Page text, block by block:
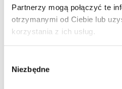
Partnerzy mogą połączyć te
otrzymanymi od Ciebie lub
korzystania z ich usług.
zgody
Niezbędne
System operacyjny
Android 4.4
1 GB